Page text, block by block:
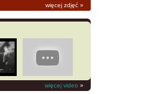
więcej zdjęć »
więcej video »